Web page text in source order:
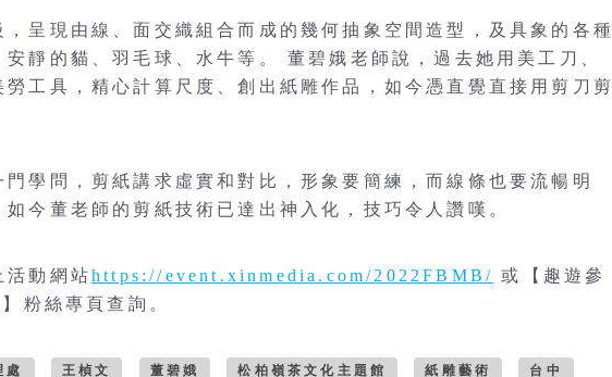
呈現由線、面交織組合而成的幾何抽象空間造型，及具象的各種
靜的貓、羽毛球、水牛等。 董碧娥老師說，過去她用美工刀、
勞工具，精心計算尺度、創出紙雕作品，如今憑直覺直接用剪刀剪
學問，剪紙講求虛實和對比，形象要簡練，而線條也要流暢明
今董老師的剪紙技術已達出神入化，技巧令人讚嘆。
活動網站https://event.xinmedia.com/2022FBMB/ 或【趣遊參
粉絲專頁查詢。
處 王楨文 董碧娥 松柏嶺茶文化主題館 紙雕藝術 台中